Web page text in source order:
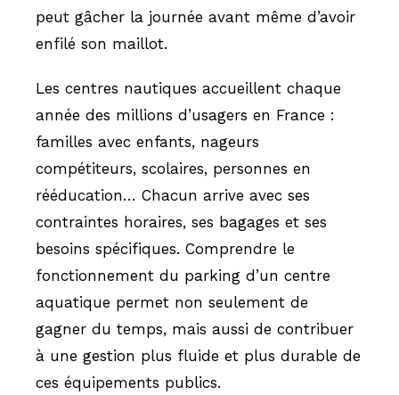
peut gâcher la journée avant même d’avoir
enfilé son maillot.
Les centres nautiques accueillent chaque
année des millions d’usagers en France :
familles avec enfants, nageurs
compétiteurs, scolaires, personnes en
rééducation… Chacun arrive avec ses
contraintes horaires, ses bagages et ses
besoins spécifiques. Comprendre le
fonctionnement du parking d’un centre
aquatique permet non seulement de
gagner du temps, mais aussi de contribuer
à une gestion plus fluide et plus durable de
ces équipements publics.